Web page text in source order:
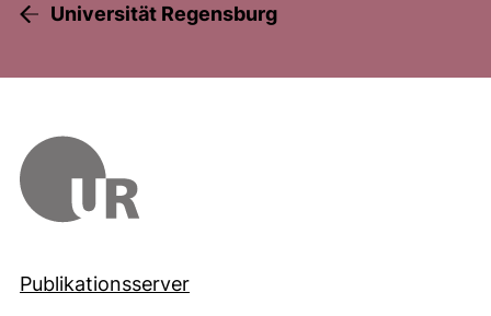
Universität Regensburg
Publikationsserver